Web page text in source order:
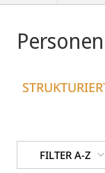
Personen
FILTER A-Z